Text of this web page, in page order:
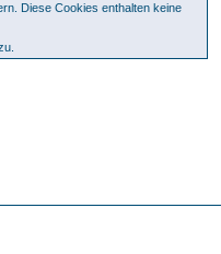
Diese Cookies enthalten keine